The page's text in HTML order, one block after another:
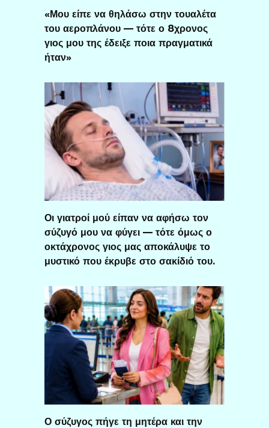
«Μου είπε να θηλάσω στην τουαλέτα
του αεροπλάνου — τότε ο 8χρονος
γιος μου της έδειξε ποια πραγματικά
ήταν»
Οι γιατροί μού είπαν να αφήσω τον
σύζυγό μου να φύγει — τότε όμως ο
οκτάχρονος γιος μας αποκάλυψε το
μυστικό που έκρυβε στο σακίδιό του.
Ο σύζυγος πήγε τη μητέρα και την